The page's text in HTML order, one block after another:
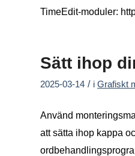
TimeEdit-moduler:
Sätt ihop
2025-03-14 / i Grafiskt
Använd
att sätta ihop kappa